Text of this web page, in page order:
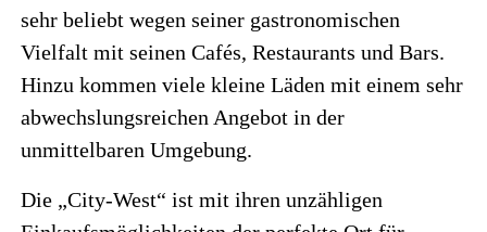
sehr beliebt wegen seiner gastronomischen
Vielfalt mit seinen Cafés, Restaurants und Bars.
Hinzu kommen viele kleine Läden mit einem sehr
abwechslungsreichen Angebot in der
unmittelbaren Umgebung.
Die „City-West“ ist mit ihren unzähligen